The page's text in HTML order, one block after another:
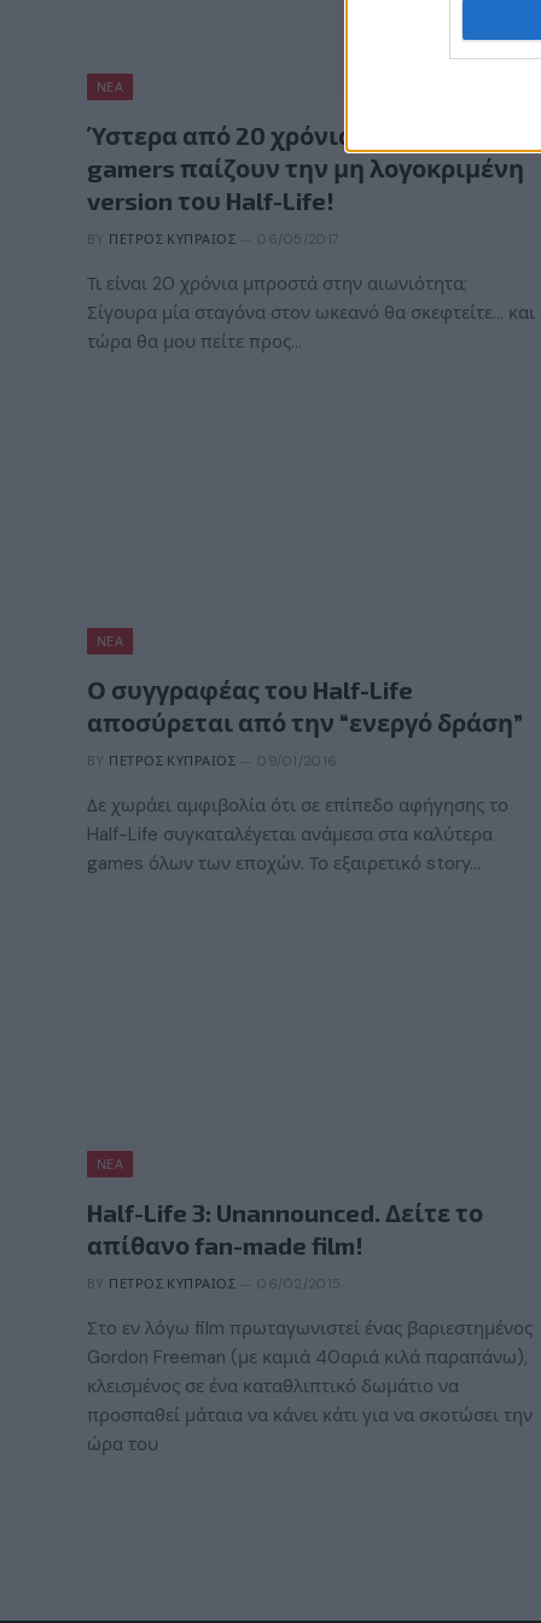
ΝΈΑ
Ύστερα από 20 χρόνια (!) οι Γερμανοί
gamers παίζουν την μη λογοκριμένη
version του Half-Life!
BY ΠΈΤΡΟΣ ΚΥΠΡΑΊΟΣ 06/05/2017
Τι είναι 20 χρόνια μπροστά στην αιωνιότητα;
Σίγουρα μία σταγόνα στον ωκεανό θα σκεφτείτε… και
τώρα θα μου πείτε προς…
ΝΈΑ
Ο συγγραφέας του Half-Life
αποσύρεται από την “ενεργό δράση”
BY ΠΈΤΡΟΣ ΚΥΠΡΑΊΟΣ 09/01/2016
Δε χωράει αμφιβολία ότι σε επίπεδο αφήγησης το
Half-Life συγκαταλέγεται ανάμεσα στα καλύτερα
games όλων των εποχών. Το εξαιρετικό story…
ΝΈΑ
Half-Life 3: Unannounced. Δείτε το
απίθανο fan-made film!
BY ΠΈΤΡΟΣ ΚΥΠΡΑΊΟΣ 06/02/2015
Στο εν λόγω film πρωταγωνιστεί ένας βαριεστημένος
Gordon Freeman (με καμιά 40αριά κιλά παραπάνω),
κλεισμένος σε ένα καταθλιπτικό δωμάτιο να
προσπαθεί μάταια να κάνει κάτι για να σκοτώσει την
ώρα του